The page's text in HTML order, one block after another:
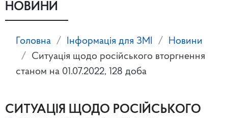
НОВИНИ
Головна Інформація для ЗМІ
Новини
Ситуація щодо російського вторгнення
станом на 01.07.2022, 128 доба
СИТУАЦІЯ ЩОДО РОСІЙСЬКОГО